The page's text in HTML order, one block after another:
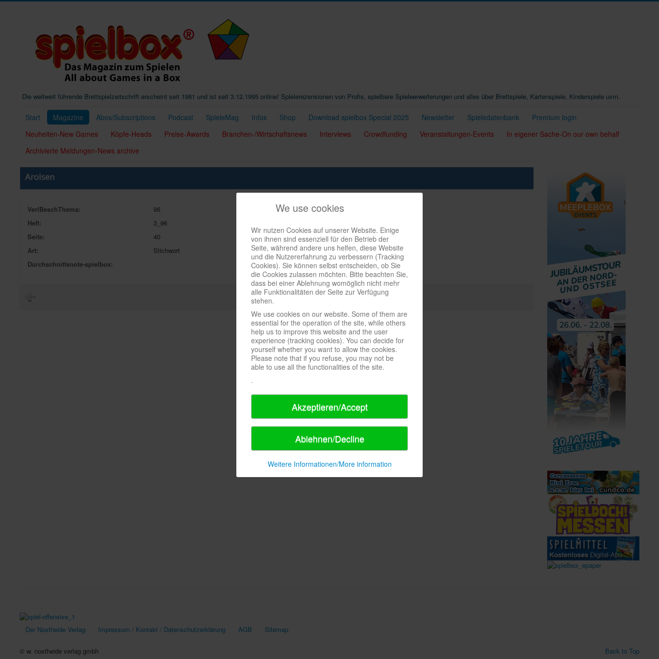
Die weltweit führende Brettspielzeitschrift erscheint seit 1981 und ist seit 3.12.1995 online! Spielerezensionen von Profis, spielbare Spieleerweiterungen und alles über Brettspiele, Kartenspiele, Kinderspiele uvm.
Start Magazine Abos/Subscriptions Podcast SpieleMag Infos Shop Download spielbox Special 2025 Newsletter Spieledatenbank
Premium login
Neuheiten-New Games
Köpfe-Heads Preise-Awards Branchen-/Wirtschaftsnews Interviews Crowdfunding Veranstaltungen-Events
In eigener Sache-On our own behalf
Archivierte Meldungen-News archive
Arolsen
VerlBeschThema:
96
Heft:
3_96
Seite:
40
Art:
Stichwort
Durchschnittsnote-spielbox:
Der Nostheide Verlag Impressum / Kontakt / Datenschutzerklärung AGB Sitemap
Back to Top
© w. nostheide verlag gmbh
We use cookies
Wir nutzen Cookies auf unserer Website. Einige
von ihnen sind essenziell für den Betrieb der
Seite, während andere uns helfen, diese Website
und die Nutzererfahrung zu verbessern (Tracking
Cookies). Sie können selbst entscheiden, ob Sie
die Cookies zulassen möchten. Bitte beachten Sie,
dass bei einer Ablehnung womöglich nicht mehr
alle Funktionalitäten der Seite zur Verfügung
stehen.
We use cookies on our website. Some of them are
essential for the operation of the site, while others
help us to improve this website and the user
experience (tracking cookies). You can decide for
yourself whether you want to allow the cookies.
Please note that if you refuse, you may not be
able to use all the functionalities of the site.
.
Akzeptieren/Accept
Ablehnen/Decline
Weitere Informationen/More information